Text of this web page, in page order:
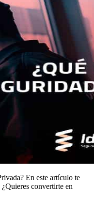
En este artículo te
convertirte en